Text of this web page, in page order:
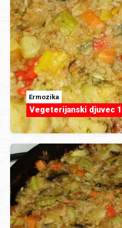
Ermozika
Vegeterijanski djuvec 1